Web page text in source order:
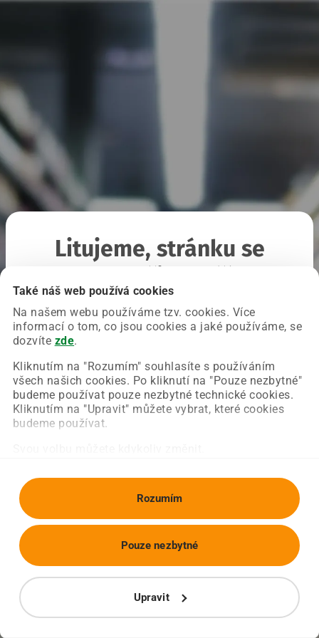
Také náš web používá cookies
Na našem webu používáme tzv. cookies. Více
informací o tom, co jsou cookies a jaké používáme, se
dozvíte zde.
Kliknutím na "Rozumím" souhlasíte s používáním
všech našich cookies. Po kliknutí na "Pouze nezbytné"
budeme používat pouze nezbytné technické cookies.
Kliknutím na "Upravit" můžete vybrat, které cookies
budeme používat.
Rozumím
Upravit
Pouze nezbytné
Litujeme, stránku se
Chyba nastala na naší straně a už ji opravujeme.
Zkuste prosím znovu načíst požadovanou stránku.
Obnovit stránku Úvodní strana